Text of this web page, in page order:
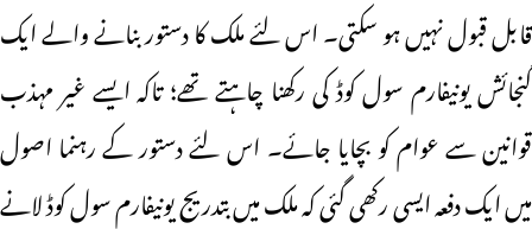
قابل قبول نہیں ہو سکتی۔ اس لئے ملک کا دستور بنانے والے ایک
گنجائش یونیفارم سول کوڈ کی رکھنا چاہتے تھے؛ تاکہ ایسے غیر مہذب
قوانین سے عوام کو بچایا جائے۔ اس لئے دستور کے رہنما اصول
میں ایک دفعہ ایسی رکھی گئی کہ ملک میں بتدریج یونیفارم سول کوڈ لانے